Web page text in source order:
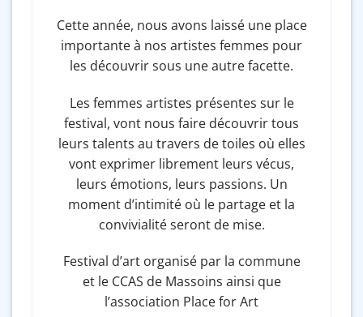
Cette année, nous avons laissé une place
importante à nos artistes femmes pour
les découvrir sous une autre facette.
Les femmes artistes présentes sur le
festival, vont nous faire découvrir tous
leurs talents au travers de toiles où elles
vont exprimer librement leurs vécus,
leurs émotions, leurs passions. Un
moment d’intimité où le partage et la
convivialité seront de mise.
Festival d’art organisé par la commune
et le CCAS de Massoins ainsi que
l’association Place for Art